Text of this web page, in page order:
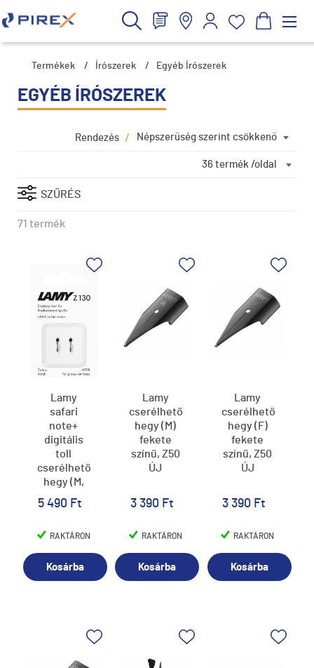
Termékek / Írószerek / Egyéb Írószerek
EGYÉB ÍRÓSZEREK
Népszerűség szerint csökkenő
Rendezés /
36 termék /oldal
SZŰRÉS
71 termék
Lamy
safari
note+
digitális
toll
cserélhető
hegy (M,
2db/doboz),
fekete,
5 490 Ft
RAKTÁRON
Kosárba
Lamy
cserélhető
hegy (M)
fekete
színű, Z50
ÚJ
3 390 Ft
RAKTÁRON
Kosárba
Lamy
cserélhető
hegy (F)
fekete
színű, Z50
ÚJ
3 390 Ft
RAKTÁRON
Kosárba